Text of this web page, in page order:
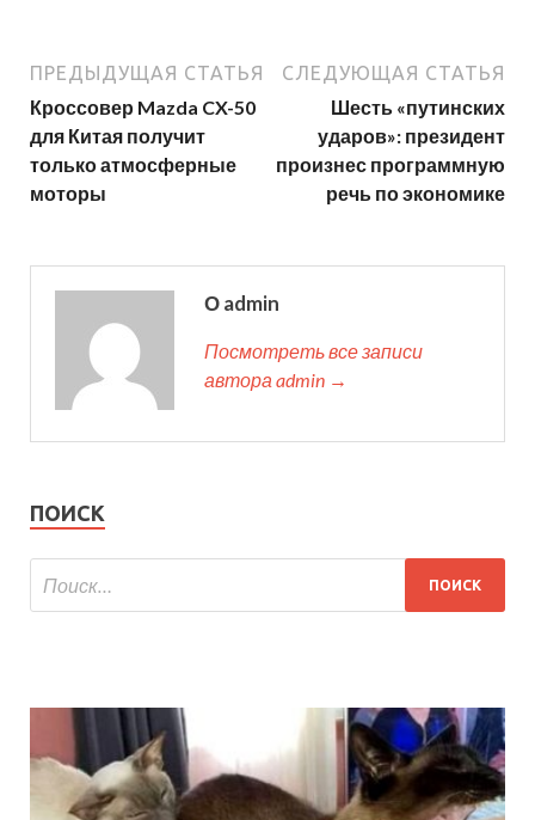
ПРЕДЫДУЩАЯ СТАТЬЯ
Кроссовер Mazda CX-50
для Китая получит
только атмосферные
моторы
СЛЕДУЮЩАЯ СТАТЬЯ
Шесть «путинских
ударов»: президент
произнес программную
речь по экономике
О admin
Посмотреть все записи
автора admin →
ПОИСК